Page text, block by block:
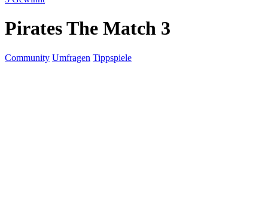
Pirates The Match 3
Community Umfragen Tippspiele